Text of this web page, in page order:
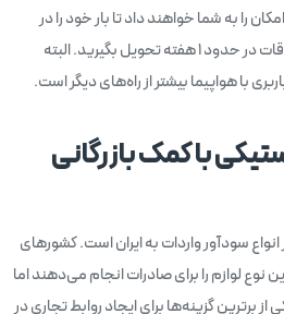
را به شما خواهند داد تا بار خود را در
مدت کمتر از 1 ماه و در برخی اوقات در حدود 1 هفته تحویل بگیرید. البته
با هواپیما بیشتر از راه‌های دیگر است.
با کمک بازرگانی
انواع سودآور واردات به ایران است. کشورهای
نوع لوازم را برای صادرات انجام می‌دهند اما
برترین گزینه‌ها برای ایجاد روابط تجاری در